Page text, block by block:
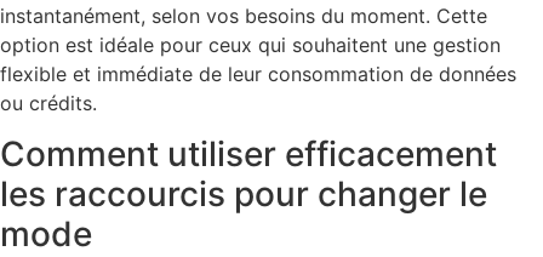
instantanément, selon vos besoins du moment. Cette
option est idéale pour ceux qui souhaitent une gestion
flexible et immédiate de leur consommation de données
ou crédits.
Comment utiliser efficacement
les raccourcis pour changer le
mode